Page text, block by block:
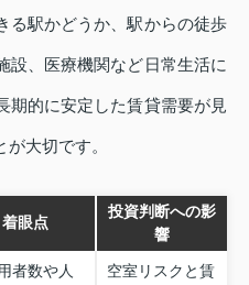
る駅かどうか、駅からの徒歩
設、医療機関など日常生活に
期的に安定した賃貸需要が見
大切です。
着眼点
投資判断への影
響
者数や人
空室リスクと賃